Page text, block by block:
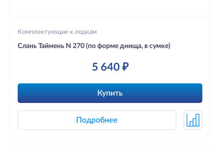
Комплектующие к лодкам
Слань Таймень N 270 (по форме днища, в сумке)
5 640 ₽
Купить
Подробнее